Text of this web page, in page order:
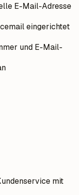
E-Mail-Adresse
eingerichtet
und E-Mail-
mit